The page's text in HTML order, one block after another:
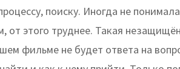
поиску. Иногда не
от этого труднее. Такая
фильме не будет ответа на